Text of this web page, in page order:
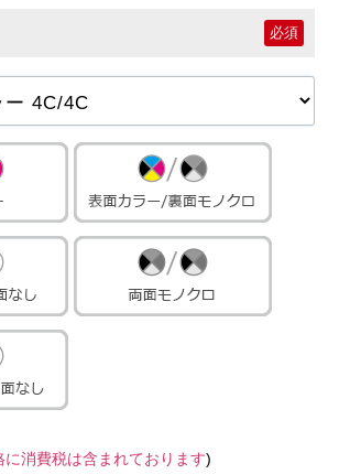
必須
に消費税は含まれております)